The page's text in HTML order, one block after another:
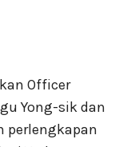
Officer
Yong-sik dan
perlengkapan